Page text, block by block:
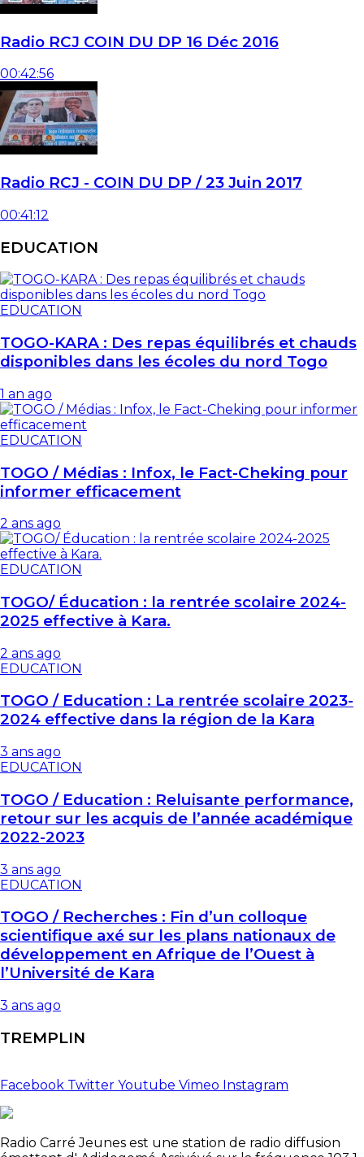
Radio RCJ COIN DU DP 16 Déc 2016
00:42:56
Radio RCJ - COIN DU DP / 23 Juin 2017
00:41:12
EDUCATION
EDUCATION
TOGO-KARA : Des repas équilibrés et chauds
disponibles dans les écoles du nord Togo
1 an ago
EDUCATION
TOGO / Médias : Infox, le Fact-Cheking pour
informer efficacement
2 ans ago
EDUCATION
TOGO/ Éducation : la rentrée scolaire 2024-
2025 effective à Kara.
2 ans ago
EDUCATION
TOGO / Education : La rentrée scolaire 2023-
2024 effective dans la région de la Kara
3 ans ago
EDUCATION
TOGO / Education : Reluisante performance,
retour sur les acquis de l’année académique
2022-2023
3 ans ago
EDUCATION
TOGO / Recherches : Fin d’un colloque
scientifique axé sur les plans nationaux de
développement en Afrique de l’Ouest à
l’Université de Kara
3 ans ago
TREMPLIN
Facebook Twitter Youtube Vimeo Instagram
Radio Carré Jeunes est une station de radio diffusion